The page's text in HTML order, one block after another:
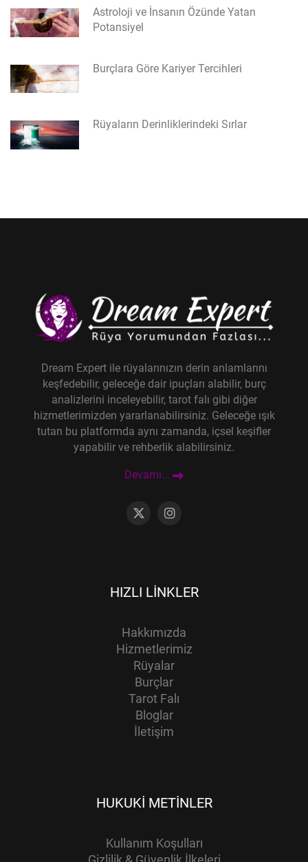
Astroloji ve İnsanın Özünde Yatan
Potansiyel
Burçlara Göre Kariyer Tercihleri
Rüyaların Derinliklerindeki Sırlar
Dream Expert ile rüyalarınızın derin anlamlarını
keşfedebilir, geleceğe dair ipuçları alabilir, burç
analizlerini inceleyebilir, tarot falı gibi diğer
hizmetlerimizden yararlanabilirsiniz. Geleceğe ışık
tutan bu platformda aynı zamanda, içsel keşifler
yapabilir ve rehberlik alabilirsiniz.
Devamı...
HIZLI LINKLER
Hakkımızda
Hizmetlerimiz
Rüyalar
Burçlar
Tarot Falı
Bloglar
İletişim
HUKUKI METINLER
Kullanım Koşulları